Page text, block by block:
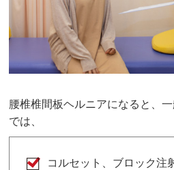
腰椎椎間板ヘルニアになると、
では、
コルセット、ブロック注